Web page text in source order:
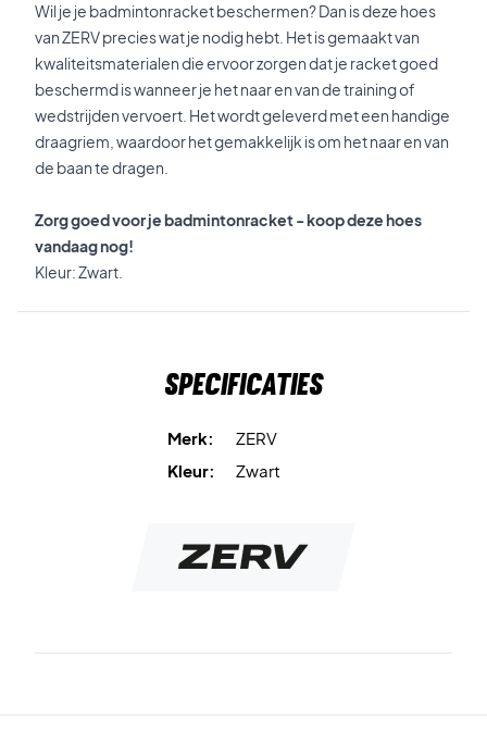
Wil je je badmintonracket beschermen? Dan is deze hoes
van ZERV precies wat je nodig hebt. Het is gemaakt van
kwaliteitsmaterialen die ervoor zorgen dat je racket goed
beschermd is wanneer je het naar en van de training of
wedstrijden vervoert. Het wordt geleverd met een handige
draagriem, waardoor het gemakkelijk is om het naar en van
de baan te dragen.
Zorg goed voor je badmintonracket - koop deze hoes
vandaag nog!
Kleur: Zwart.
Specificaties
Merk:
ZERV
Kleur:
Zwart